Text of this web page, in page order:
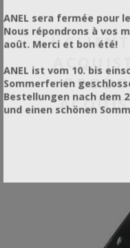
I
ANEL sera fermée pour
Nous répondrons à vos
août. Merci et bon été!
ANEL ist vom 10. bis
Sommerferien
Bestellungen nach dem
und einen schönen